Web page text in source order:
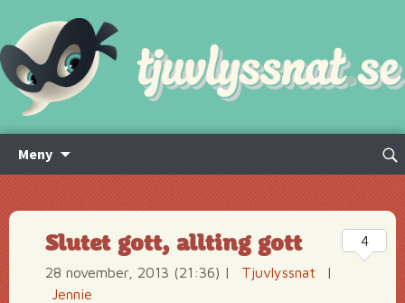
Meny
innehåll
Sök
Slutet gott, allting gott
28 november, 2013 (21:36) | Tjuvlyssnat
|
Jennie
4